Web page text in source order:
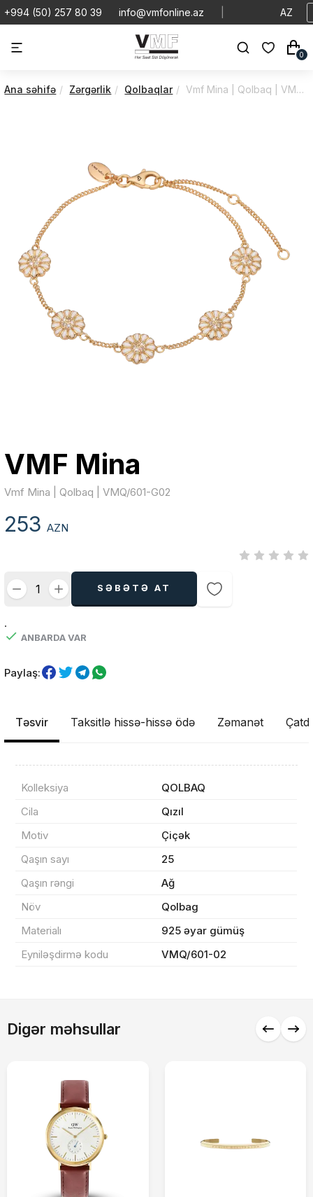
+994 (50) 257 80 39 info@vmfonline.az AZ
0
Ana səhifə Zərgərlik Qolbaqlar Vmf Mina | Qolbaq | VMQ/601-G02
VMF Mina
Vmf Mina | Qolbaq | VMQ/601-G02
253AZN
SƏBƏTƏ AT
.
ANBARDA VAR
Paylaş:
Təsvir Taksitlə hissə-hissə ödə Zəmanət
Kolleksiya
QOLBAQ
Cila
Qızıl
Motiv
Çiçək
Qaşın sayı
25
Qaşın rəngi
Ağ
Növ
Qolbag
Materialı
925 əyar gümüş
Eyniləşdirmə kodu
VMQ/601-02
Digər məhsullar
Məhsul(lar) səbətə əlavə edildi
Sifarişin detalları
Endirim
Yekun məbləğ 0 ₼
Alış-verişə davam et